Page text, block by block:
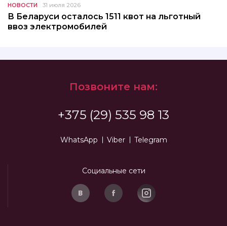
НОВОСТИ 31 июля 2026
В Беларуси осталось 1511 квот на льготный
ввоз электромобилей
Позвоните нам:
+375 (29) 535 98 13
WhatsApp Viber Telegram
Социальные сети